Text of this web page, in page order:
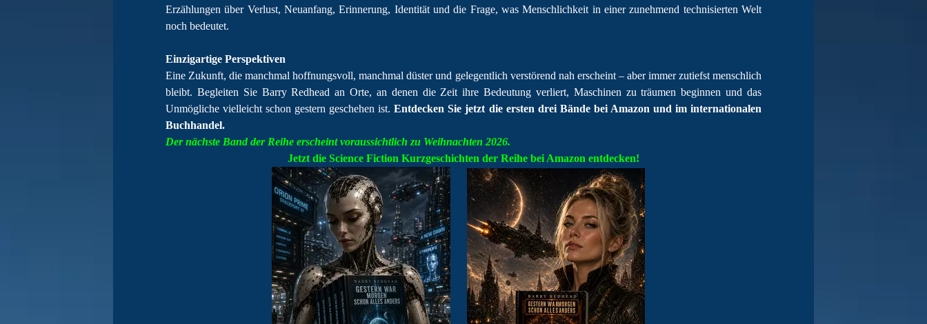
Erzählungen über Verlust, Neuanfang, Erinnerung, Identität und die Frage, was Menschlichkeit in einer zunehmend technisierten Welt
noch bedeutet.
Einzigartige Perspektiven
Eine Zukunft, die manchmal hoffnungsvoll, manchmal düster und gelegentlich verstörend nah erscheint – aber immer zutiefst menschlich
bleibt. Begleiten Sie Barry Redhead an Orte, an denen die Zeit ihre Bedeutung verliert, Maschinen zu träumen beginnen und das
Unmögliche vielleicht schon gestern geschehen ist.Entdecken Sie jetzt die ersten drei Bände bei Amazon und im internationalen
Buchhandel.
Der nächste Band der Reihe erscheint voraussichtlich zu Weihnachten 2026.
Jetzt die Science Fiction Kurzgeschichten der Reihe bei Amazon entdecken!